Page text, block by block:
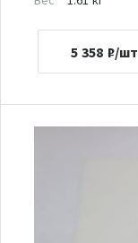
5 358 ₽/шт